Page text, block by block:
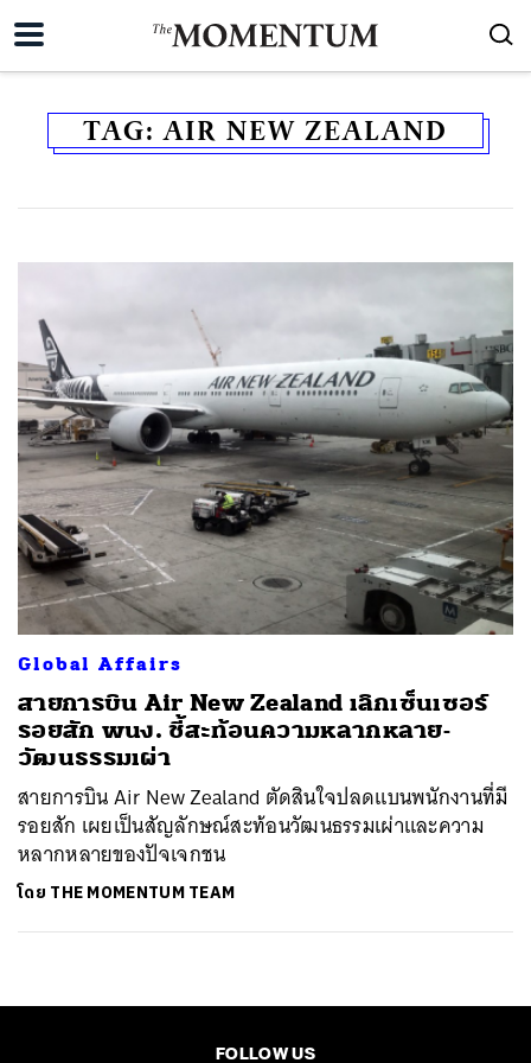
TAG:AIR NEW ZEALAND
Global Affairs
สายการบิน Air New Zealand เลิกเซ็นเซอร์
รอยสัก พนง. ชี้สะท้อนความหลากหลาย-
วัฒนธรรมเผ่า
สายการบิน Air New Zealand ตัดสินใจปลดแบนพนักงานที่มี
รอยสัก เผยเป็นสัญลักษณ์สะท้อนวัฒนธรรมเผ่าและความ
หลากหลายของปัจเจกชน
โดย THE MOMENTUM TEAM
FOLLOW US
ค้นหา
SHARE TWEET LINE EMAIL